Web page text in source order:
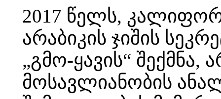
2017 წელს,
არაბიკის ჯიშის
„გმო-ყავის“ შექმნა,
მოსავლიანობის